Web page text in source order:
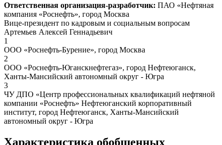
Ответственная организация-разработчик: ПАО «Нефтяная
компания «Роснефть», город Москва
Вице-президент по кадровым и социальным вопросам
Артемьев Алексей Геннадьевич
1
ООО «Роснефть-Бурение», город Москва
2
ООО «Роснефть-Юганскнефтегаз», город Нефтеюганск,
Ханты-Мансийский автономный округ - Югра
3
ЧУ ДПО «Центр профессиональных квалификаций нефтяной
компании «Роснефть» Нефтеюганский корпоративный
институт, город Нефтеюганск, Ханты-Мансийский
автономный округ - Югра
Характеристика обобщенных